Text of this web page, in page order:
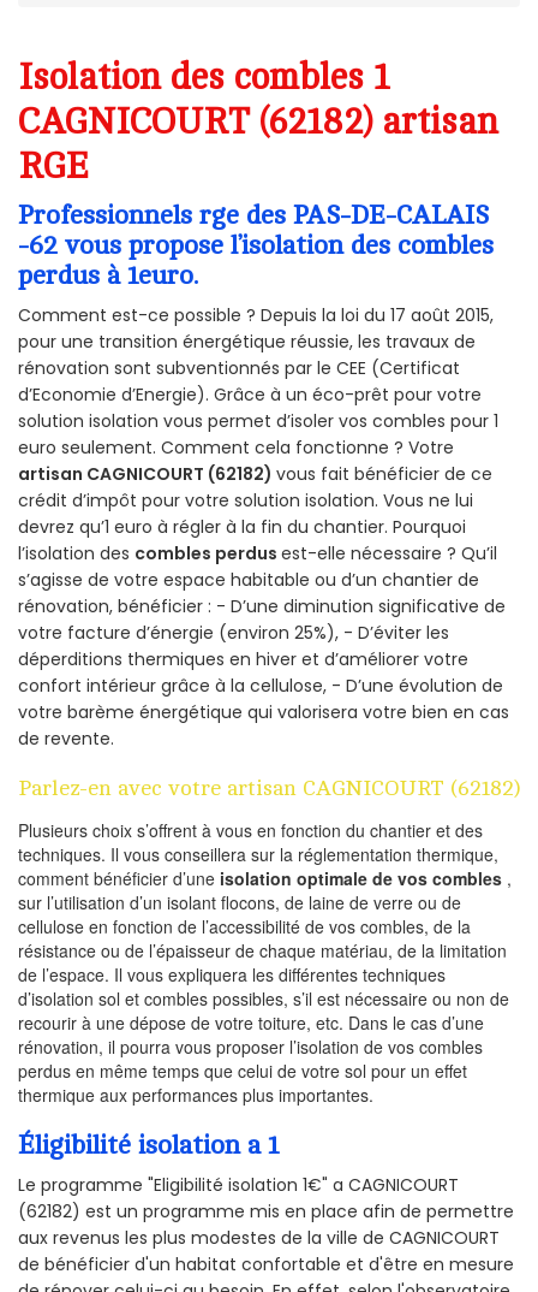
Isolation des combles 1
CAGNICOURT (62182) artisan
RGE
Professionnels rge des PAS-DE-CALAIS
-62 vous propose l’isolation des combles
perdus à 1euro.
Comment est-ce possible ? Depuis la loi du 17 août 2015,
pour une transition énergétique réussie, les travaux de
rénovation sont subventionnés par le CEE (Certificat
d’Economie d’Energie). Grâce à un éco-prêt pour votre
solution isolation vous permet d’isoler vos combles pour 1
euro seulement. Comment cela fonctionne ? Votre
artisan CAGNICOURT (62182) vous fait bénéficier de ce
crédit d’impôt pour votre solution isolation. Vous ne lui
devrez qu’1 euro à régler à la fin du chantier. Pourquoi
l’isolation des combles perdus est-elle nécessaire ? Qu’il
s’agisse de votre espace habitable ou d’un chantier de
rénovation, bénéficier : - D’une diminution significative de
votre facture d’énergie (environ 25%), - D’éviter les
déperditions thermiques en hiver et d’améliorer votre
confort intérieur grâce à la cellulose, - D’une évolution de
votre barème énergétique qui valorisera votre bien en cas
de revente.
Parlez-en avec votre artisan CAGNICOURT (62182)
Plusieurs choix s’offrent à vous en fonction du chantier et des
techniques. Il vous conseillera sur la réglementation thermique,
comment bénéficier d’une isolation optimale de vos combles ,
sur l’utilisation d’un isolant flocons, de laine de verre ou de
cellulose en fonction de l’accessibilité de vos combles, de la
résistance ou de l’épaisseur de chaque matériau, de la limitation
de l’espace. Il vous expliquera les différentes techniques
d’isolation sol et combles possibles, s’il est nécessaire ou non de
recourir à une dépose de votre toiture, etc. Dans le cas d’une
rénovation, il pourra vous proposer l’isolation de vos combles
perdus en même temps que celui de votre sol pour un effet
thermique aux performances plus importantes.
Éligibilité isolation a 1
Le programme "Eligibilité isolation 1€" a CAGNICOURT
(62182) est un programme mis en place afin de permettre
aux revenus les plus modestes de la ville de CAGNICOURT
de bénéficier d'un habitat confortable et d'être en mesure